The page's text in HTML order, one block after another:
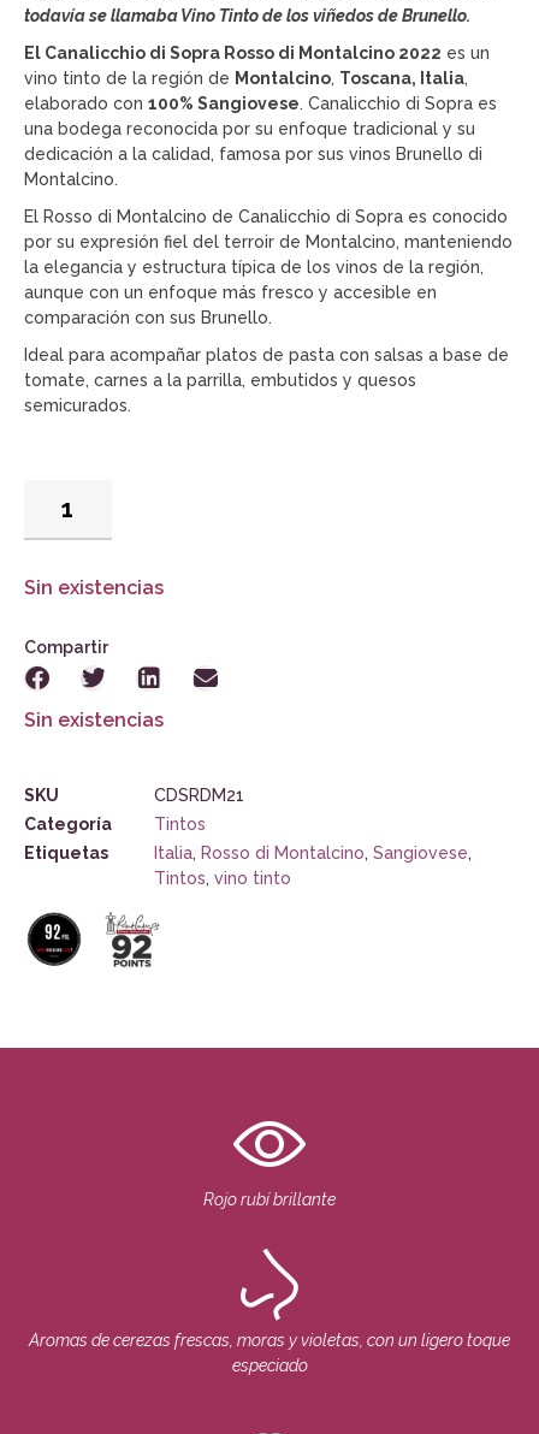
todavía se llamaba Vino Tinto de los viñedos de Brunello.
El Canalicchio di Sopra Rosso di Montalcino 2022 es un
vino tinto de la región de Montalcino, Toscana, Italia,
elaborado con 100% Sangiovese. Canalicchio di Sopra es
una bodega reconocida por su enfoque tradicional y su
dedicación a la calidad, famosa por sus vinos Brunello di
Montalcino.
El Rosso di Montalcino de Canalicchio di Sopra es conocido
por su expresión fiel del terroir de Montalcino, manteniendo
la elegancia y estructura típica de los vinos de la región,
aunque con un enfoque más fresco y accesible en
comparación con sus Brunello.
Ideal para acompañar platos de pasta con salsas a base de
tomate, carnes a la parrilla, embutidos y quesos
semicurados.
Sin existencias
Compartir
Sin existencias
SKU
CDSRDM21
Categoría
Tintos
Etiquetas
Italia, Rosso di Montalcino, Sangiovese,
Tintos, vino tinto
Rojo rubí brillante
Aromas de cerezas frescas, moras y violetas, con un ligero toque
especiado